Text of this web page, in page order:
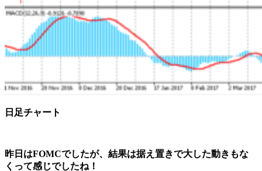
日足チャート
昨日はFOMCでしたが、結果は据え置きで大した動きもな
くって感じでしたね！